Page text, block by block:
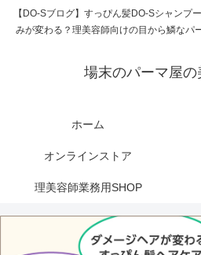
【DO-Sブログ】すっぴん髪DO-Sシャンプ
みが変わる？理美容師向けの目から鱗なパ
場末のパーマ屋
ホーム
オンラインストア
理美容師業務用SHOP